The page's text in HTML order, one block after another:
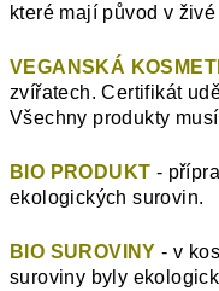
které mají původ v
VEGANSKÁ
zvířatech. Certifikát
Všechny produkty
BIO PRODUKT -
ekologických surovin.
BIO SUROVINY - v
suroviny byly